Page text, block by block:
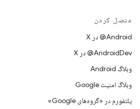
متصل کردن
‫‎@Android در X
‫‎@AndroidDev در X
وبلاگ Android
وبلاگ امنیت Google
پلتفورم در «گروه‌های Google»